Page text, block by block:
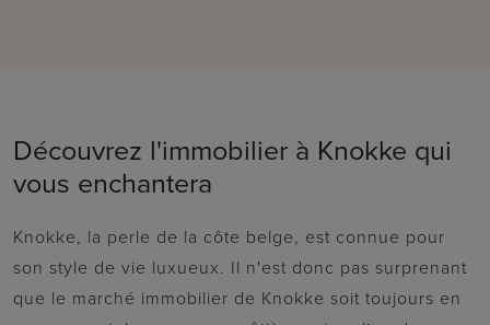
Découvrez l'immobilier à Knokke qui
vous enchantera
Knokke, la perle de la côte belge, est connue pour
son style de vie luxueux. Il n'est donc pas surprenant
que le marché immobilier de Knokke soit toujours en